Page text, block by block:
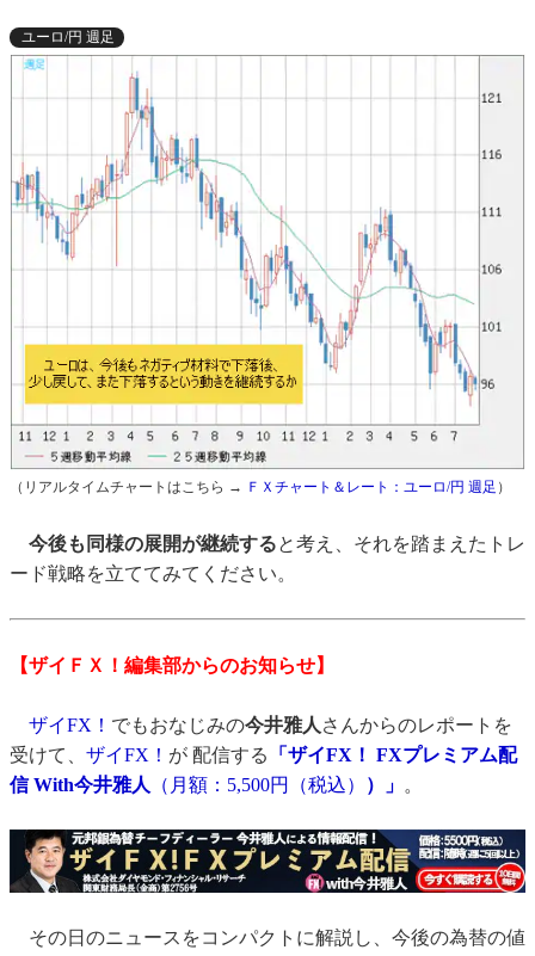
ユーロ/円 週足
（リアルタイムチャートはこちら → ＦＸチャート＆レート：ユーロ/円 週足 ）
今後も同様の展開が継続すると考え、それを踏まえたトレ
ード戦略を立ててみてください。
【ザイＦＸ！編集部からのお知らせ】
ザイFX！ でもおなじみの今井雅人 さんからのレポートを
受けて、 ザイFX！ が 配信する
「ザイFX！ FXプレミアム配
信 With今井雅人
（月額：5,500円（税込） ）」 。
その日のニュースをコンパクトに解説し、今後の為替の値